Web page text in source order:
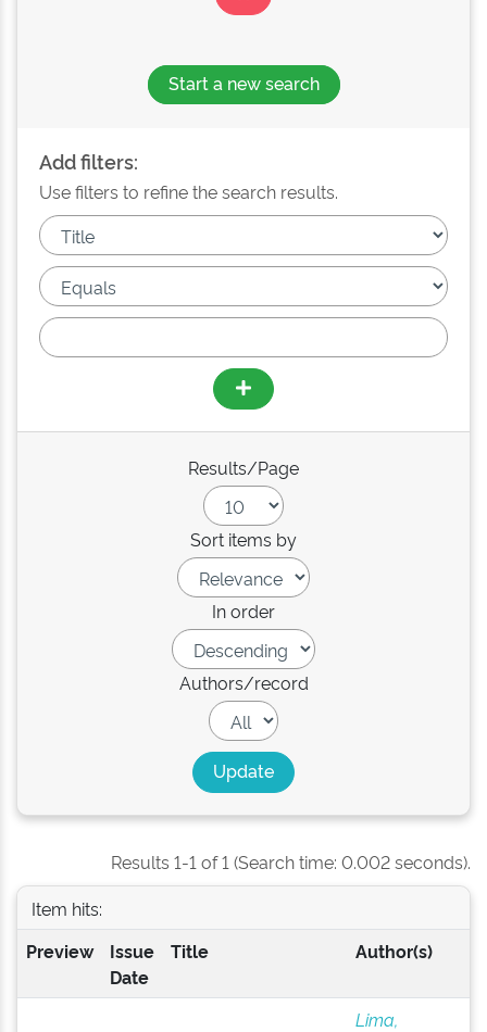
Start a new search
Add filters:
Use filters to refine the search results.
Results/Page
Sort items by
In order
Authors/record
Results 1-1 of 1 (Search time: 0.002 seconds).
Item hits:
Preview
Issue
Date
Title Author(s)
Lima,